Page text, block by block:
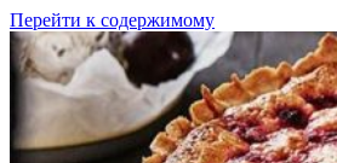
Перейти к содержимому